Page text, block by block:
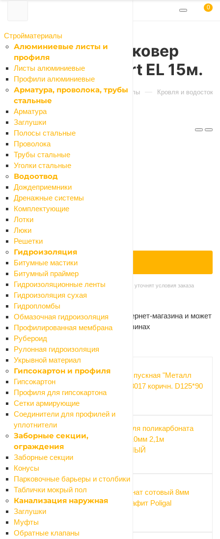
Стройматериалы
Алюминиевые листы и
профиля
Листы алюминиевые
Профили алюминиевые
Арматура, проволока, трубы
стальные
Арматура
Заглушки
Полосы стальные
Проволока
Трубы стальные
Уголки стальные
Водоотвод
Дождеприемники
Дренажные системы
Комплектующие
Лотки
Люки
Решетки
Гидроизоляция
Битумные мастики
Битумный праймер
Гидроизоляционные ленты
Гидроизоляция сухая
Гидропломбы
Обмазочная гидроизоляция
Профилированная мембрана
Рубероид
Рулонная гидроизоляция
Укрывной материал
Гипсокартон и профиля
Гипсокартон
Профиля для гипсокартона
Сетки армирующие
Соединители для профилей и
уплотнители
Заборные секции,
ограждения
Заборные секции
Конусы
Парковочные барьеры и столбики
Таблички мокрый пол
Канализация наружная
Заглушки
Муфты
Обратные клапаны
0
Подкладочный ковер
Дёке PIE Comfort EL 15м.
Главная Каталог Стройматериалы Кровля и водостоки
Код: 097967
Характеристики
Отзывы
Как купить
Оплата
Доставка
Нет в наличии
Нашли дешевле?
Наши менеджеры обязательно свяжутся с вами и уточнят условия заказа
Самовывоз сегодня - бесплатно
Доставка завтра - от 300 ₽
Цена действительна только для интернет-магазина и может
отличаться от цен в розничных магазинах
Рекомендуем
Воронка выпускная "Металл
Профиль" 8017 коричн. D125*90
GS
Профиль для поликарбоната
торцевой_10мм 2,1м
ПРОЗРАЧНЫЙ
Поликарбонат сотовый 8мм
2,1х3,0м графит Poligal